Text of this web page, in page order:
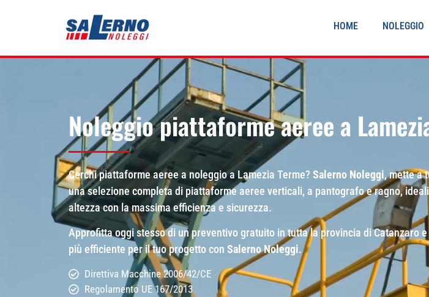
HOME NOLEGGIO
Noleggio piattaforme aeree a
Cerchi piattaforme aeree a noleggio a Lamezia Terme? Salerno Noleggi, mette a
una selezione completa di piattaforme aeree verticali, a pantografo e ragno,
altezza con la massima efficienza e sicurezza.
Approfitta oggi stesso di un preventivo gratuito in tutta la provincia di Catanzaro
più efficiente per il tuo progetto con Salerno Noleggi.
Direttiva Macchine 2006/42/CE
Regolamento UE 167/2013